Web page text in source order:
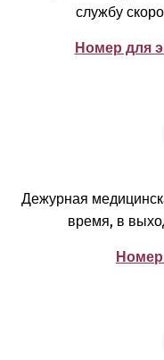
службу
Номер для
Дежурная
время, в
Номер